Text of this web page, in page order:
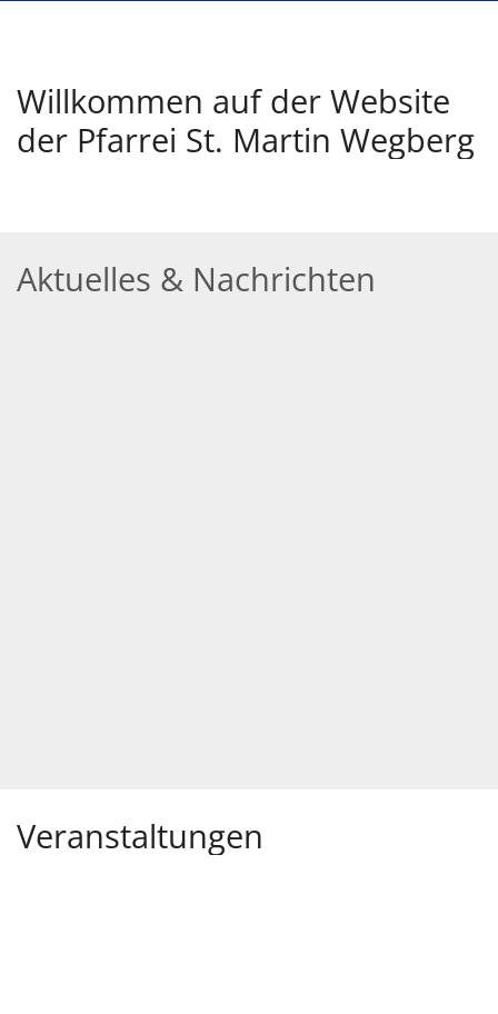
Willkommen auf der Website
der Pfarrei St. Martin Wegberg
Aktuelles & Nachrichten
Veranstaltungen